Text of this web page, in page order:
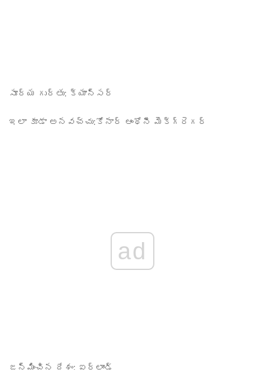
సూర్య గుర్తు: క్యాన్సర్
ఇలా కూడా అనవచ్చు:కోనార్ ఆంథోనీ మెక్‌గ్రెగర్
ad
జన్మించిన దేశం: ఐర్లాండ్